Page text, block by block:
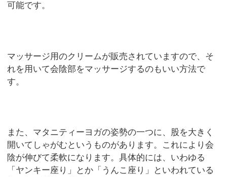
可能です。
マッサージ用のクリームが販売されていますので、そ
れを用いて会陰部をマッサージするのもいい方法で
す。
また、マタニティーヨガの姿勢の一つに、股を大きく
開いてしゃがむというものがあります。これにより会
陰が伸びて柔軟になります。具体的には、いわゆる
「ヤンキー座り」とか「うんこ座り」といわれている